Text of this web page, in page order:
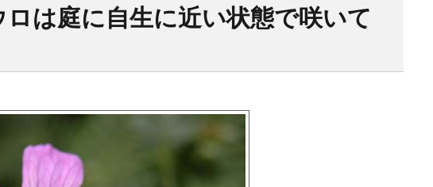
は庭に自生に近い状態で咲いて